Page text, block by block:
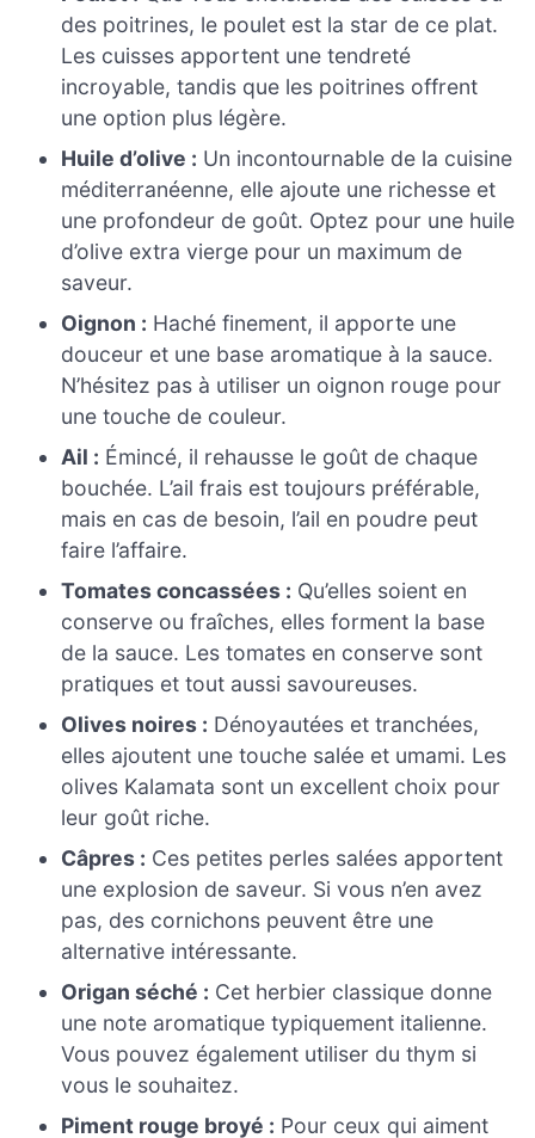
des poitrines, le poulet est la star de ce plat.
Les cuisses apportent une tendreté
incroyable, tandis que les poitrines offrent
une option plus légère.
Huile d’olive : Un incontournable de la cuisine
méditerranéenne, elle ajoute une richesse et
une profondeur de goût. Optez pour une huile
d’olive extra vierge pour un maximum de
saveur.
Oignon : Haché finement, il apporte une
douceur et une base aromatique à la sauce.
N’hésitez pas à utiliser un oignon rouge pour
une touche de couleur.
Ail : Émincé, il rehausse le goût de chaque
bouchée. L’ail frais est toujours préférable,
mais en cas de besoin, l’ail en poudre peut
faire l’affaire.
Tomates concassées : Qu’elles soient en
conserve ou fraîches, elles forment la base
de la sauce. Les tomates en conserve sont
pratiques et tout aussi savoureuses.
Olives noires : Dénoyautées et tranchées,
elles ajoutent une touche salée et umami. Les
olives Kalamata sont un excellent choix pour
leur goût riche.
Câpres : Ces petites perles salées apportent
une explosion de saveur. Si vous n’en avez
pas, des cornichons peuvent être une
alternative intéressante.
Origan séché : Cet herbier classique donne
une note aromatique typiquement italienne.
Vous pouvez également utiliser du thym si
vous le souhaitez.
Piment rouge broyé : Pour ceux qui aiment